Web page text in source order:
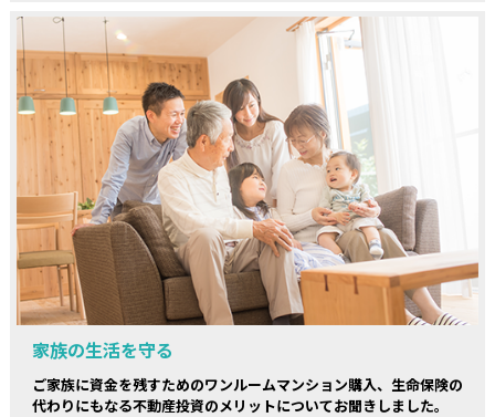
家族の生活を守る
ご家族に資金を残すためのワンルームマンション購入、生命保険の
代わりにもなる不動産投資のメリットについてお聞きしました。